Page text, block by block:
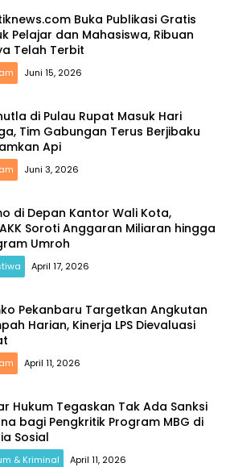
Buka Publikasi Gratis
Pelajar dan Mahasiswa, Ribuan
Telah Terbit
Juni 15, 2026
di Pulau Rupat Masuk Hari
Tim Gabungan Terus Berjibaku
Api
Juni 3, 2026
di Depan Kantor Wali Kota,
Soroti Anggaran Miliaran hingga
Umroh
April 17, 2026
Pekanbaru Targetkan Angkutan
Harian, Kinerja LPS Dievaluasi
April 11, 2026
Hukum Tegaskan Tak Ada Sanksi
bagi Pengkritik Program MBG di
Sosial
& Kriminal April 11, 2026